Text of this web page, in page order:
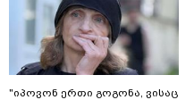
"იპოვონ ერთი გოგონა, ვისაც